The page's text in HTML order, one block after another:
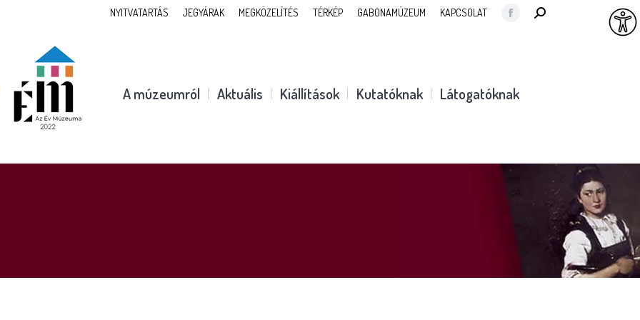
NYITVATARTÁS JEGYÁRAK MEGKÖZELÍTÉS TÉRKÉP GABONAMÚZEUM KAPCSOLAT
Facebook
new
SEARCH:
A múzeumról Aktuális Kiállítások Kutatóknak Látogatóknak